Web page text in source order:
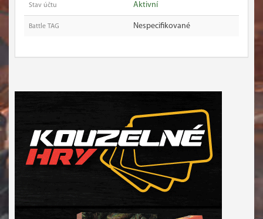
Stav účtu Aktivní
Battle TAG Nespecifikované